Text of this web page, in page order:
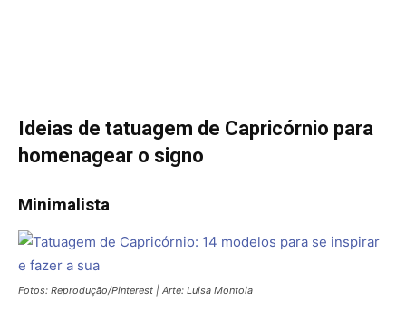
Ideias de tatuagem de Capricórnio para
homenagear o signo
Minimalista
Fotos: Reprodução/Pinterest | Arte: Luisa Montoia